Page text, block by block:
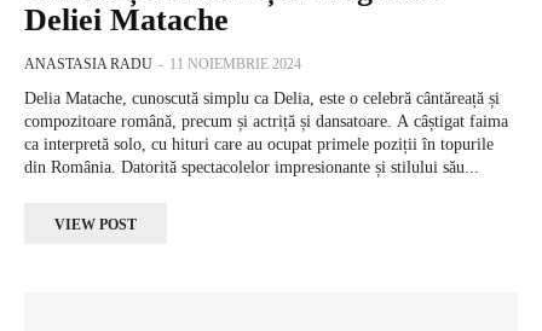
Deliei Matache
ANASTASIA RADU - 11 NOIEMBRIE 2024
Delia Matache, cunoscută simplu ca Delia, este o celebră cântăreață și
compozitoare română, precum și actriță și dansatoare. A câștigat faima
ca interpretă solo, cu hituri care au ocupat primele poziții în topurile
din România. Datorită spectacolelor impresionante și stilului său...
VIEW POST